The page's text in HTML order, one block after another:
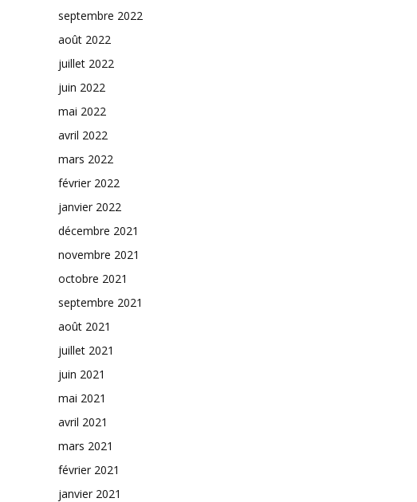
septembre 2022
août 2022
juillet 2022
juin 2022
mai 2022
avril 2022
mars 2022
février 2022
janvier 2022
décembre 2021
novembre 2021
octobre 2021
septembre 2021
août 2021
juillet 2021
juin 2021
mai 2021
avril 2021
mars 2021
février 2021
janvier 2021